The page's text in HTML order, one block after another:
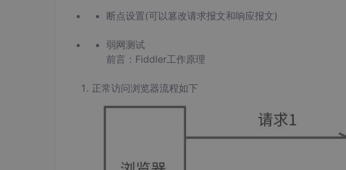
断点设置(可以篡改请求报文和响应报文)
弱网测试
前言：Fiddler工作原理
正常访问浏览器流程如下